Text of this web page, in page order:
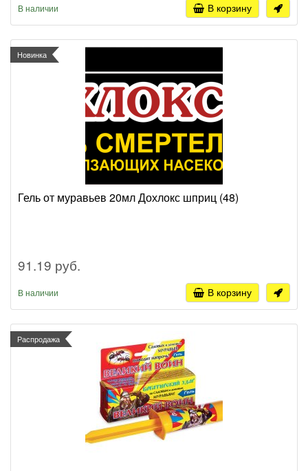
В наличии В корзину
Новинка
Гель от муравьев 20мл Дохлокс шприц (48)
91.19 руб.
В наличии В корзину
Распродажа